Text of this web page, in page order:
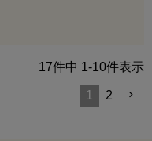
17件中 1-10件表示
1 2